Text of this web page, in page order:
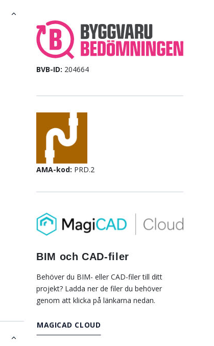
BVB-ID: 204664
AMA-kod: PRD.2
BIM och CAD-filer
Behöver du BIM- eller CAD-filer till ditt
projekt? Ladda ner de filer du behöver
genom att klicka på länkarna nedan.
MAGICAD CLOUD